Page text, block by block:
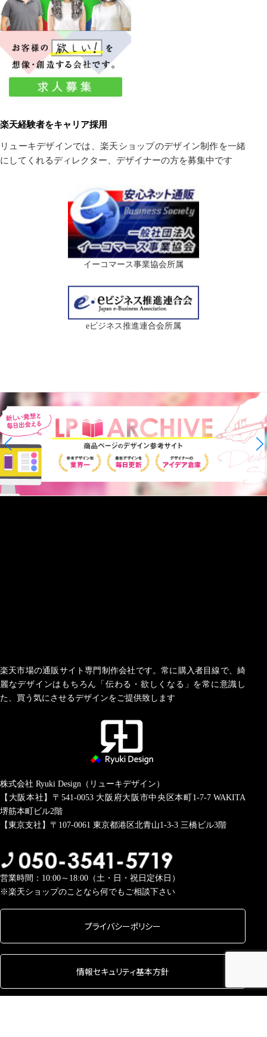
楽天経験者をキャリア採用
リューキデザインでは、楽天ショップのデザイン制作を一緒
にしてくれるディレクター、デザイナーの方を募集中です
イーコマース事業協会所属
eビジネス推進連合会所属
楽天市場の通販サイト専門制作会社です。常に購入者目線で、綺
麗なデザインはもちろん「伝わる・欲しくなる」を常に意識し
た、買う気にさせるデザインをご提供致します
株式会社 Ryuki Design（リューキデザイン）
【大阪本社】〒541-0053大阪府大阪市中央区本町1-7-7 WAKITA
堺筋本町ビル2階
【東京支社】〒107-0061 東京都港区北青山1-3-3 三橋ビル3階
営業時間：10:00～18:00（土・日・祝日定休日）
※楽天ショップのことなら何でもご相談下さい
プライバシーポリシー
情報セキュリティ基本方針